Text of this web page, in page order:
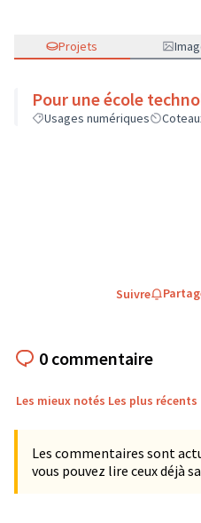
Projets
Pour une école
Usages numériques
Suivre
0 commentaire
Les mieux notés Les plus récents
Les commentaires sont
vous pouvez lire ceux déjà